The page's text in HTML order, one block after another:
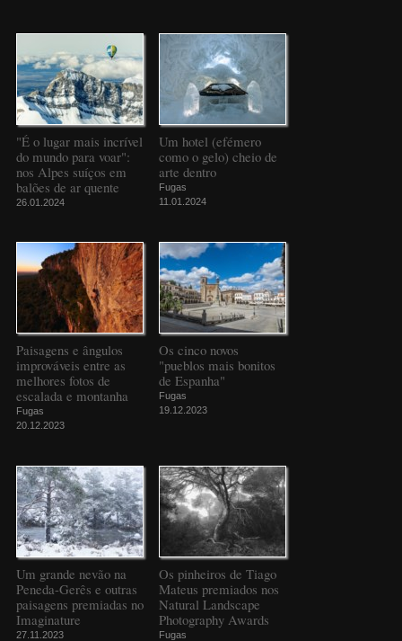
"É o lugar mais incrível
do mundo para voar":
nos Alpes suíços em
balões de ar quente
26.01.2024
Um hotel (efémero
como o gelo) cheio de
arte dentro
Fugas
11.01.2024
Paisagens e ângulos
improváveis entre as
melhores fotos de
escalada e montanha
Fugas
20.12.2023
Os cinco novos
"pueblos mais bonitos
de Espanha"
Fugas
19.12.2023
Um grande nevão na
Peneda-Gerês e outras
paisagens premiadas no
Imaginature
27.11.2023
Os pinheiros de Tiago
Mateus premiados nos
Natural Landscape
Photography Awards
Fugas